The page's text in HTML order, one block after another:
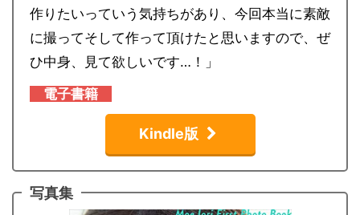
作りたいっていう気持ちがあり、今回本当に素敵
に撮ってそして作って頂けたと思いますので、ぜ
ひ中身、見て欲しいです…！」
電子書籍
Kindle版
写真集